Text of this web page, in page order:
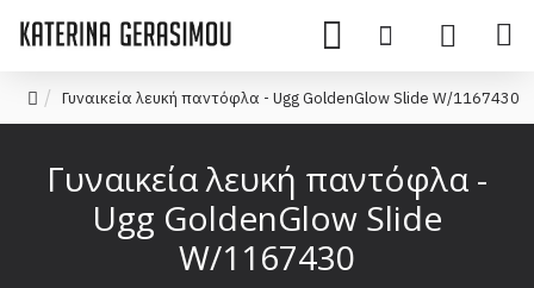
Γυναικεία λευκή παντόφλα - Ugg GoldenGlow Slide W/1167430
Γυναικεία λευκή παντόφλα -
Ugg GoldenGlow Slide
W/1167430